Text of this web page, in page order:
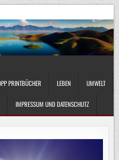
PRINTBÜCHER LEBEN UMWELT
IMPRESSUM UND DATENSCHUTZ